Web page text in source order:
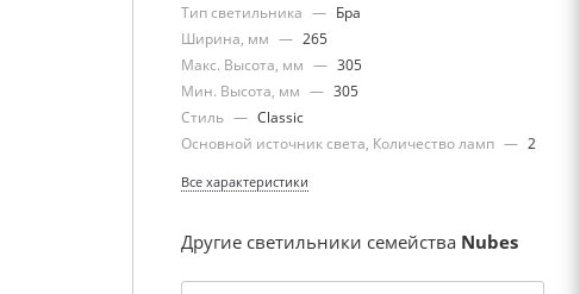
Тип светильника — Бра
Ширина, мм — 265
Макс. Высота, мм — 305
Мин. Высота, мм — 305
Стиль — Classic
Основной источник света, Количество ламп — 2
Все характеристики
Другие светильники семейства Nubes